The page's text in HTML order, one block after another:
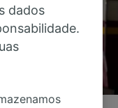
dados